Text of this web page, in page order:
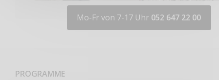
Mo-Fr von 7-17 Uhr 052 647 22 00
PROGRAMME